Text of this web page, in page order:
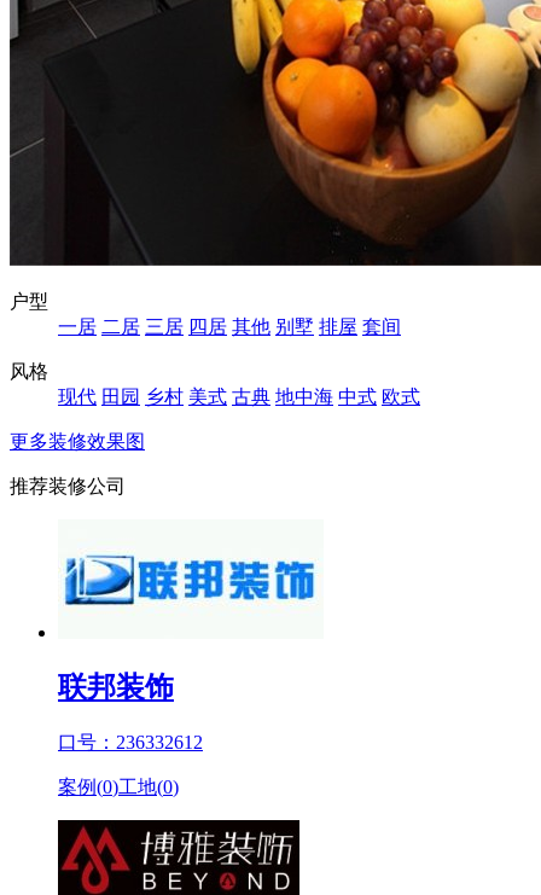
户型
一居 二居 三居 四居 其他 别墅 排屋 套间
风格
现代 田园 乡村 美式 古典 地中海 中式 欧式
更多装修效果图
推荐装修公司
联邦装饰
口号：236332612
案例(0)工地(0)